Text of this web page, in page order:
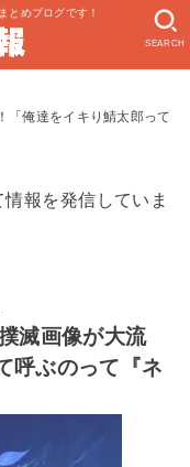
とめブログです！
SEARCH
「俺達をイキり鯖太郎って
報を発信していま
滅画像が大流
呼ぶのって『ネ